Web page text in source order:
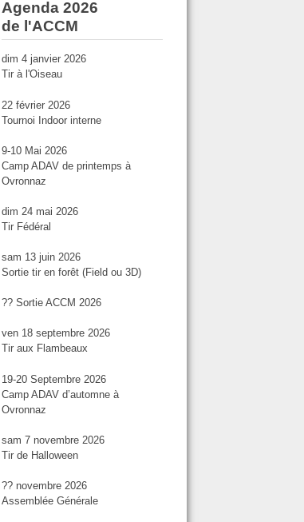
Agenda 2026
de l'ACCM
dim 4 janvier 2026
Tir à l'Oiseau
22 février 2026
Tournoi Indoor interne
9-10 Mai 2026
Camp ADAV de printemps à
Ovronnaz
dim 24 mai 2026
Tir Fédéral
sam 13 juin 2026
Sortie tir en forêt (Field ou 3D)
?? Sortie ACCM 2026
ven 18 septembre 2026
Tir aux Flambeaux
19-20 Septembre 2026
Camp ADAV d’automne à
Ovronnaz
sam 7 novembre 2026
Tir de Halloween
?? novembre 2026
Assemblée Générale